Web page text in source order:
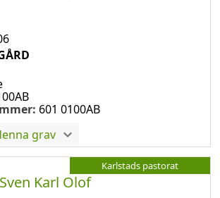
601 0100AB
grav
Karlstads pastorat
Karl Olof